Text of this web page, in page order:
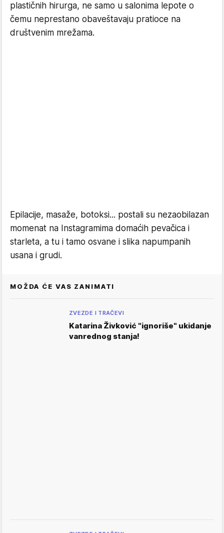
plastičnih hirurga, ne samo u salonima lepote o
čemu neprestano obaveštavaju pratioce na
društvenim mrežama.
Epilacije, masaže, botoksi... postali su nezaobilazan
momenat na Instagramima domaćih pevačica i
starleta, a tu i tamo osvane i slika napumpanih
usana i grudi.
MOŽDA ĆE VAS ZANIMATI
ZVEZDE I TRAČEVI
Katarina Živković "ignoriše" ukidanje
vanrednog stanja!